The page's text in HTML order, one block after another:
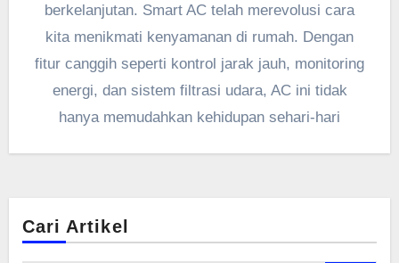
berkelanjutan. Smart AC telah merevolusi cara
kita menikmati kenyamanan di rumah. Dengan
fitur canggih seperti kontrol jarak jauh, monitoring
energi, dan sistem filtrasi udara, AC ini tidak
hanya memudahkan kehidupan sehari-hari
Cari Artikel